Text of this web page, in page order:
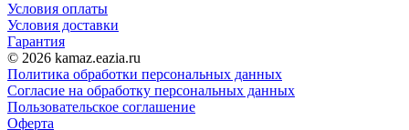
Условия оплаты
Условия доставки
Гарантия
© 2026 kamaz.eazia.ru
Политика обработки персональных данных
Согласие на обработку персональных данных
Пользовательское соглашение
Оферта